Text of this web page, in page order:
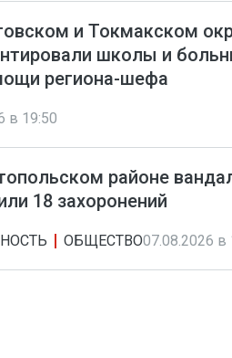
и Токмакском
школы и
региона-шефа
в 19:50
районе
18 захоронений
ОБЩЕСТВО07.08.2026 в